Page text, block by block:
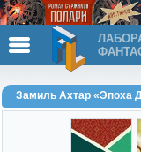
Замиль Ахтар «Эпоха